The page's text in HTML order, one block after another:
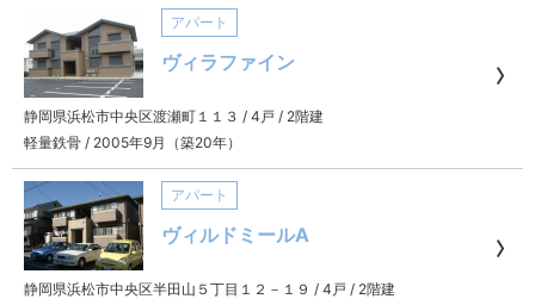
アパート
ヴィラファイン
静岡県浜松市中央区渡瀬町１１３ / 4戸 / 2階建
軽量鉄骨 / 2005年9月（築20年）
アパート
ヴィルドミールA
静岡県浜松市中央区半田山５丁目１２－１９ / 4戸 / 2階建